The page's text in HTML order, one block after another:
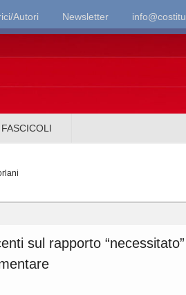
Autori Newsletter
sul rapporto